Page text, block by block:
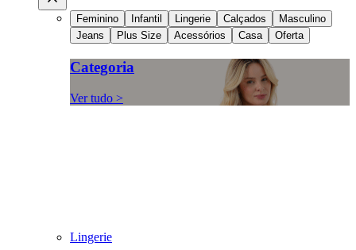
Feminino Infantil Lingerie Calçados
Masculino
Jeans
Plus Size Acessórios Casa Oferta
Categoria
Ver tudo >
Lingerie